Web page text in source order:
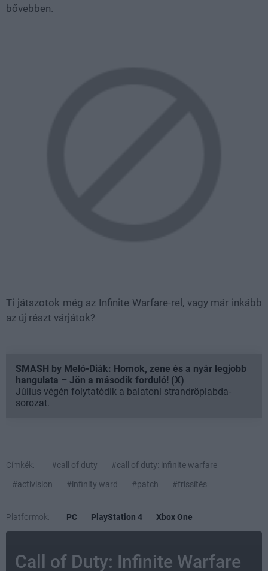
bővebben.
Ti játszotok még az Infinite Warfare-rel, vagy már inkább
az új részt várjátok?
SMASH by Meló-Diák: Homok, zene és a nyár legjobb
hangulata – Jön a második forduló! (X)
Július végén folytatódik a balatoni strandröplabda-
sorozat.
Címkék: #call of duty
#call of duty: infinite warfare
#activision
#infinity ward #patch #frissítés
Platformok: PC PlayStation 4 Xbox One
Call of Duty: Infinite Warfare